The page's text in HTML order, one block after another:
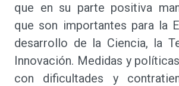
que en su parte positiva
que son importantes para la
desarrollo de la Ciencia, la
Innovación. Medidas y
con dificultades y